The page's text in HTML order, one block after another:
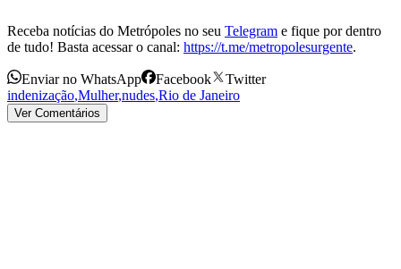
Receba notícias do Metrópoles no seu Telegram e fique por dentro
de tudo! Basta acessar o canal: https://t.me/metropolesurgente.
Enviar no WhatsApp Facebook
Twitter
indenização,Mulher,nudes,Rio de Janeiro
Ver Comentários